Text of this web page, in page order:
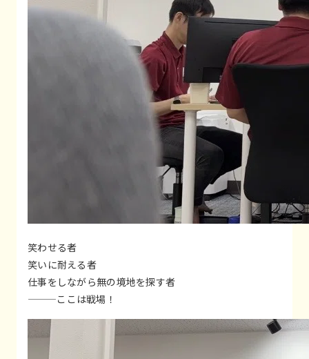
笑わせる者
笑いに耐える者
仕事をしながら無の境地を探す者
———ここは戦場！